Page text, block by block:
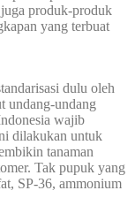
produk-produk
yang terbuat
dulu oleh
undang-undang
wajib
dilakukan untuk
tanaman
Tak pupuk yang
SP-36, ammonium